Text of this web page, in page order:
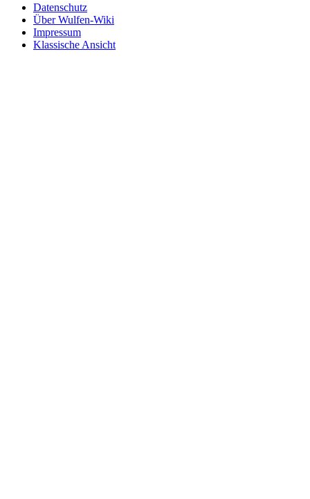
Datenschutz
Über Wulfen-Wiki
Impressum
Klassische Ansicht